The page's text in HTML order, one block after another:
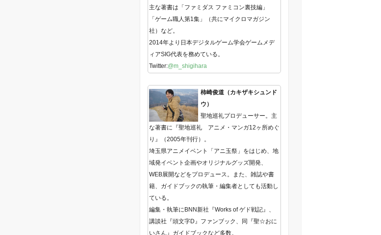
主な著書は「ファミダス ファミコン裏技編」
「ゲーム職人第1集」（共にマイクロマガジン
社）など。
2014年より日本デジタルゲーム学会ゲームメデ
ィアSIG代表を務めている。
Twitter:@m_shigihara
柿崎俊道（カキザキシュンド
ウ）
聖地巡礼プロデューサー。主
な著書に『聖地巡礼 アニメ・マンガ12ヶ所めぐ
り』（2005年刊行）。
埼玉県アニメイベント「アニ玉祭」をはじめ、地
域発イベント企画やオリジナルグッズ開発、
WEB展開などをプロデュース。また、雑誌や書
籍、ガイドブックの執筆・編集者としても活動し
ている。
編集・執筆にBNN新社『Works of ゲド戦記』、
講談社『頭文字D』ファンブック、同『聖☆おに
いさん』ガイドブックなど多数。